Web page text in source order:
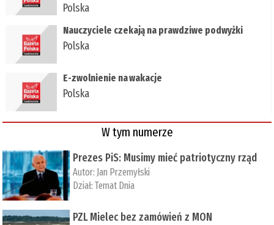
Polska
​Nauczyciele czekają na prawdziwe podwyżki
Polska
​E-zwolnienie na wakacje
Polska
W tym numerze
Prezes PiS: Musimy mieć patriotyczny rząd
Autor: Jan Przemyłski
Dział:Temat Dnia
PZL Mielec bez zamówień z MON